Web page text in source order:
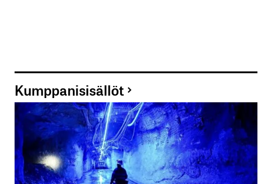
Kumppanisisällöt